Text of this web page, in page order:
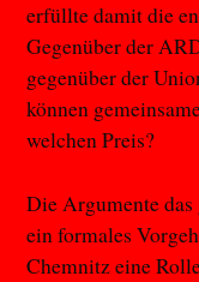
erfüllte damit die
Gegenüber der
gegenüber der
können
welchen Preis?
Die Argumente
ein formales
Chemnitz eine